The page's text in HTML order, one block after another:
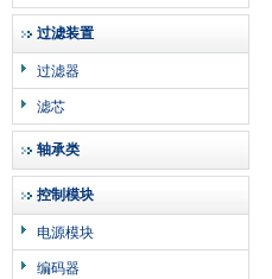
过滤装置
过滤器
滤芯
轴承类
控制模块
电源模块
编码器